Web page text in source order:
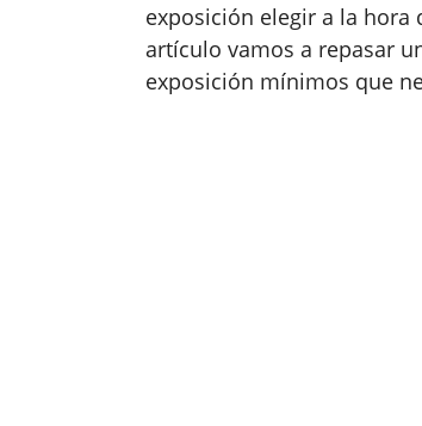
exposición elegir a la hora
artículo vamos a repasar
exposición mínimos que